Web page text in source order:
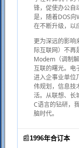
锋，促使办公自
是，随着DOS
在不断升级，以
更为深远的影响
际互联网）不再
Modem（调制
互联的曙光。电
进入企事业单位
伟规划，信息技
活。从联想、长
C语言的钻研，
脑时代。
📰1996年合订本